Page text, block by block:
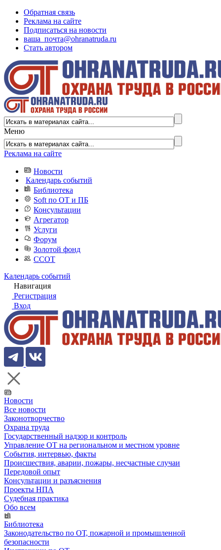
Обратная связь
Реклама на сайте
Подписаться на новости
ваша_почта@ohranatruda.ru
Стать автором
Меню
Реклама на сайте
Новости
Календарь событий
Библиотека
Soft по ОТ и ПБ
Консультации
Агрегатор
Услуги
Форум
Золотой фонд
ССОТ
Календарь событий
Навигация
Регистрация
Вход
Новости
Все новости
Законотворчество
Охрана труда
Государственный надзор и контроль
Управление ОТ на региональном и местном уровне
События, интервью, факты
Происшествия, аварии, пожары, несчастные случаи
Передовой опыт
Консультации и разъяснения
Проекты НПА
Судебная практика
Обо всем
Библиотека
Законодательство по ОТ, пожарной и промышленной
безопасности